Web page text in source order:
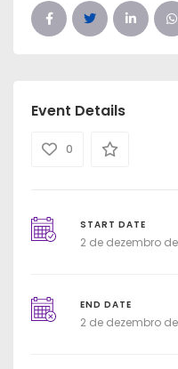
Event Details
0
START DATE
2 de dezembro
END DATE
2 de dezembro de